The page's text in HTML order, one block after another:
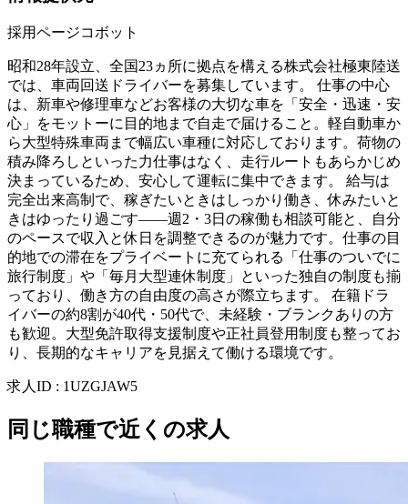
採用ページコボット
昭和28年設立、全国23ヵ所に拠点を構える株式会社極東陸送
では、車両回送ドライバーを募集しています。 仕事の中心
は、新車や修理車などお客様の大切な車を「安全・迅速・安
心」をモットーに目的地まで自走で届けること。軽自動車か
ら大型特殊車両まで幅広い車種に対応しております。荷物の
積み降ろしといった力仕事はなく、走行ルートもあらかじめ
決まっているため、安心して運転に集中できます。 給与は
完全出来高制で、稼ぎたいときはしっかり働き、休みたいと
きはゆったり過ごす——週2・3日の稼働も相談可能と、自分
のペースで収入と休日を調整できるのが魅力です。仕事の目
的地での滞在をプライベートに充てられる「仕事のついでに
旅行制度」や「毎月大型連休制度」といった独自の制度も揃
っており、働き方の自由度の高さが際立ちます。 在籍ドラ
イバーの約8割が40代・50代で、未経験・ブランクありの方
も歓迎。大型免許取得支援制度や正社員登用制度も整ってお
り、長期的なキャリアを見据えて働ける環境です。
求人ID : 1UZGJAW5
同じ職種で近くの求人